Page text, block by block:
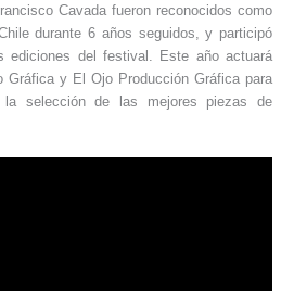
Cavada fueron reconocidos como
durante 6 años seguidos, y participó
ediciones del festival. Este año actuará
Gráfica y El Ojo Producción Gráfica para
selección de las mejores piezas de